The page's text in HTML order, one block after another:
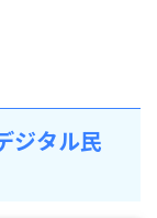
ジタル民